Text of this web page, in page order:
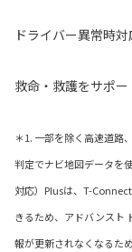
ドライバー異常時
救命・救護をサポー
＊1. 一部を除く高速道路
判定でナビ地図データを
対応）Plusは、T-
きるため、アドバンスト
報が更新されなくなるた